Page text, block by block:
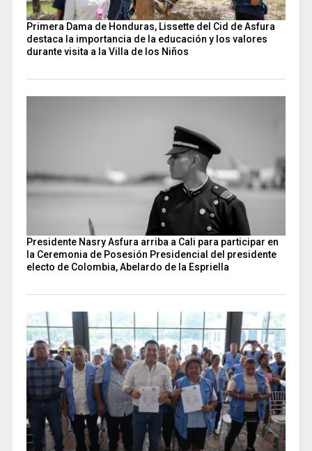
Primera Dama de Honduras, Lissette del Cid de Asfura
destaca la importancia de la educación y los valores
durante visita a la Villa de los Niños
Presidente Nasry Asfura arriba a Cali para participar en
la Ceremonia de Posesión Presidencial del presidente
electo de Colombia, Abelardo de la Espriella